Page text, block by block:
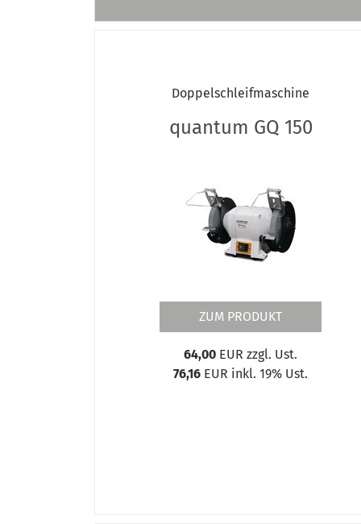
FSM 2550 DT
FSM 2550 PRO
FSM 3060 Lagerausstattung
FSM 3060 PRO
Doppelschleifmaschine
quantum GQ 150
ZUM PRODUKT
64,00 EUR zzgl. Ust.
76,16 EUR inkl. 19% Ust.